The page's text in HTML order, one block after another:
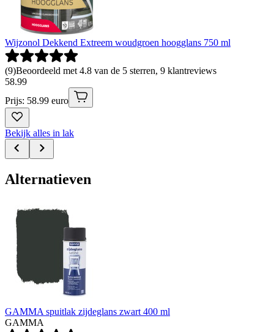
Wijzonol Dekkend Extreem woudgroen hoogglans 750 ml
(9)Beoordeeld met 4.8 van de 5 sterren, 9 klantreviews
58.99
Prijs: 58.99 euro
Bekijk alles in lak
Alternatieven
GAMMA spuitlak zijdeglans zwart 400 ml
GAMMA